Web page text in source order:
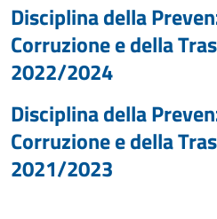
Disciplina della
Corruzione e della
2022/2024
Disciplina della
Corruzione e della
2021/2023